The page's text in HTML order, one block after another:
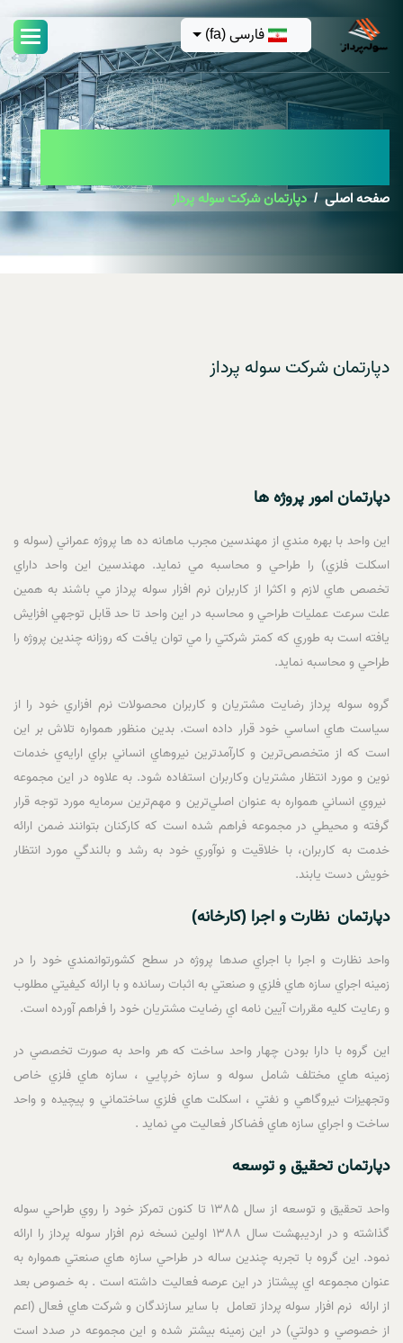
فارسی (fa)
صفحه اصلی دپارتمان شرکت سوله پرداز
دپارتمان شرکت سوله پرداز
دپارتمان امور پروژه ها
اين واحد با بهره مندي از مهندسين مجرب ماهانه ده ها پروژه عمراني (سوله و
اسکلت فلزي) را طراحي و محاسبه مي نمايد. مهندسين اين واحد داراي
تخصص هاي لازم و اکثرا از کاربران نرم افزار سوله پرداز مي باشند به همين
علت سرعت عمليات طراحي و محاسبه در اين واحد تا حد قابل توجهي افزايش
يافته است به طوري که کمتر شرکتي را مي توان يافت که روزانه چندين پروژه را
طراحي و محاسبه نمايد.
گروه سوله پرداز رضايت مشتريان و کاربران محصولات نرم افزاري خود را از
سياست هاي اساسي خود قرار داده است. بدين منظور همواره تلاش بر اين
است که از متخصص‌ترين و کارآمدترين نيروهاي انساني براي ارايه‌ي خدمات
نوين و مورد انتظار مشتريان وکاربران استفاده شود. به علاوه در اين مجموعه
نيروي انساني همواره به عنوان اصلي‌ترين و مهم‌ترين سرمايه مورد توجه قرار
گرفته و محيطي در مجموعه فراهم شده است که کارکنان بتوانند ضمن ارائه
خدمت به کاربران، با خلاقيت و نوآوري خود به رشد و بالندگي مورد انتظار
خويش دست يابند.
دپارتمان نظارت و اجرا (کارخانه)
واحد نظارت و اجرا با اجراي صدها پروژه در سطح کشورتوانمندي خود را در
زمينه اجراي سازه هاي فلزي و صنعتي به اثبات رسانده و با ارائه کيفيتي مطلوب
و رعايت کليه مقررات آيين نامه اي رضايت مشتريان خود را فراهم آورده است.
اين گروه با دارا بودن چهار واحد ساخت که هر واحد به صورت تخصصي در
زمينه هاي مختلف شامل سوله و سازه خرپايي ، سازه هاي فلزي خاص
وتجهيزات نيروگاهي و نفتي ، اسکلت هاي فلزي ساختماني و پيچيده و واحد
ساخت و اجراي سازه هاي فضاکار فعاليت مي نمايد .
دپارتمان تحقيق و توسعه
واحد تحقيق و توسعه از سال 1385 تا کنون تمرکز خود را روي طراحي سوله
گذاشته و در ارديبهشت سال 1388 اولين نسخه نرم افزار سوله پرداز را ارائه
نمود. اين گروه با تجربه چندين ساله در طراحي سازه هاي صنعتي همواره به
عنوان مجموعه اي پيشتاز در اين عرصه فعاليت داشته است . به خصوص بعد
از ارائه نرم افزار سوله پرداز تعامل با ساير سازندگان و شرکت هاي فعال (اعم
از خصوصي و دولتي) در اين زمينه بيشتر شده و اين مجموعه در صدد است